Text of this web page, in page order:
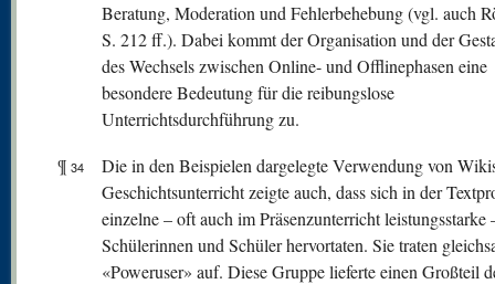
Beratung, Moderation und Fehlerbehebung (vgl. auch
S. 212 ff.). Dabei kommt der Organisation und der
des Wechsels zwischen Online- und Offlinephasen eine
besondere Bedeutung für die reibungslose
Unterrichtsdurchführung zu.
¶ 34
Die in den Beispielen dargelegte Verwendung von
Geschichtsunterricht zeigte auch, dass sich in der
einzelne – oft auch im Präsenzunterricht leistungsstarke
Schülerinnen und Schüler hervortaten. Sie traten
«Poweruser» auf. Diese Gruppe lieferte einen Großteil